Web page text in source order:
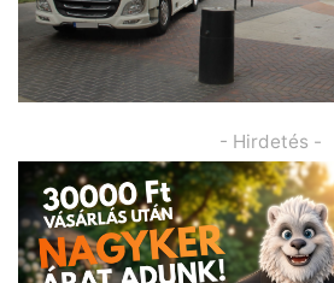
- Hirdetés -